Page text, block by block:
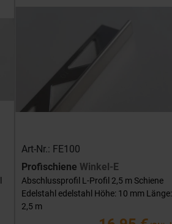
Art-Nr.: FE100
Profischiene Winkel-E
Abschlussprofil L-Profil 2,5 m Schiene
Edelstahl edelstahl Höhe: 10 mm Länge:
2,5 m